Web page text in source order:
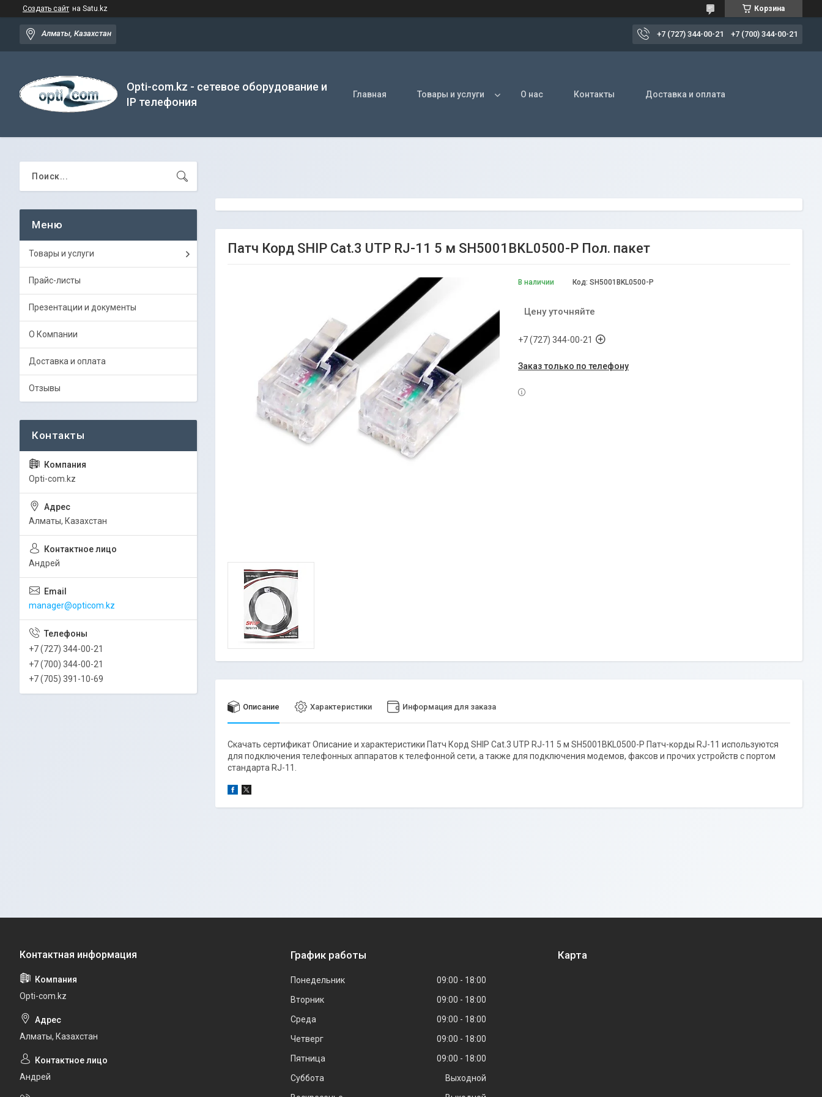
Создать сайт на Satu.kz Корзина
Алматы, Казахстан +7 (727) 344-00-21 +7 (700) 344-00-21
Opti-com.kz - сетевое оборудование и
IP телефония
Главная Товары и услуги О нас Контакты Доставка и оплата
Патч Корд SHIP Cat.3 UTP RJ-11 5 м SH5001BKL0500-P Пол. пакет
В наличии Код: SH5001BKL0500-P
Цену уточняйте
+7 (727) 344-00-21
Заказ только по телефону
Описание Характеристики Информация для заказа
Скачать сертификат Описание и характеристики Патч Корд SHIP Cat.3 UTP RJ-11 5 м SH5001BKL0500-P Патч-корды RJ-11 используются
для подключения телефонных аппаратов к телефонной сети, а также для подключения модемов, факсов и прочих устройств с портом
стандарта RJ-11.
Товары и услуги
Прайс-листы
Презентации и документы
О Компании
Доставка и оплата
Отзывы
Opti-com.kz
Алматы, Казахстан
Андрей
manager@opticom.kz
+7 (727) 344-00-21
+7 (700) 344-00-21
+7 (705) 391-10-69
Opti-com.kz
Алматы, Казахстан
Андрей
График работы
Понедельник 09:00
18:00
Вторник
09:00
18:00
Среда
09:00
18:00
Четверг
09:00
18:00
Пятница
09:00
18:00
Суббота
Выходной
Карта